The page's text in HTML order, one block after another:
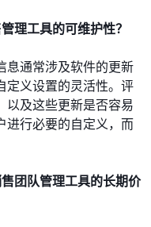
理工具的可维护性？
息通常涉及软件的更新
定义设置的灵活性。评
以及这些更新是否容易
进行必要的自定义，而
团队管理工具的长期价